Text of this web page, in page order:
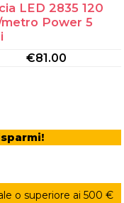
LED 2835 120
metro Power 5
€81.00
o superiore ai 500 €